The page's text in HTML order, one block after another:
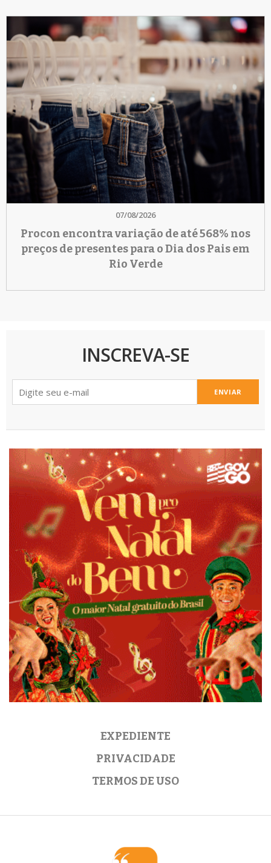
07/08/2026
Procon encontra variação de até 568% nos
preços de presentes para o Dia dos Pais em
Rio Verde
INSCREVA-SE
ENVIAR
EXPEDIENTE
PRIVACIDADE
TERMOS DE USO